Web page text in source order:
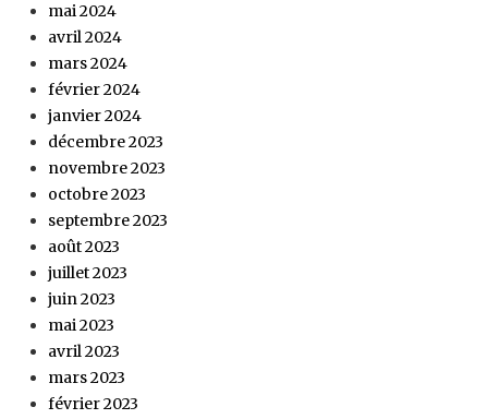
mai 2024
avril 2024
mars 2024
février 2024
janvier 2024
décembre 2023
novembre 2023
octobre 2023
septembre 2023
août 2023
juillet 2023
juin 2023
mai 2023
avril 2023
mars 2023
février 2023